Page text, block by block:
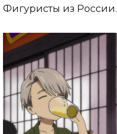
Фигуристы из России.